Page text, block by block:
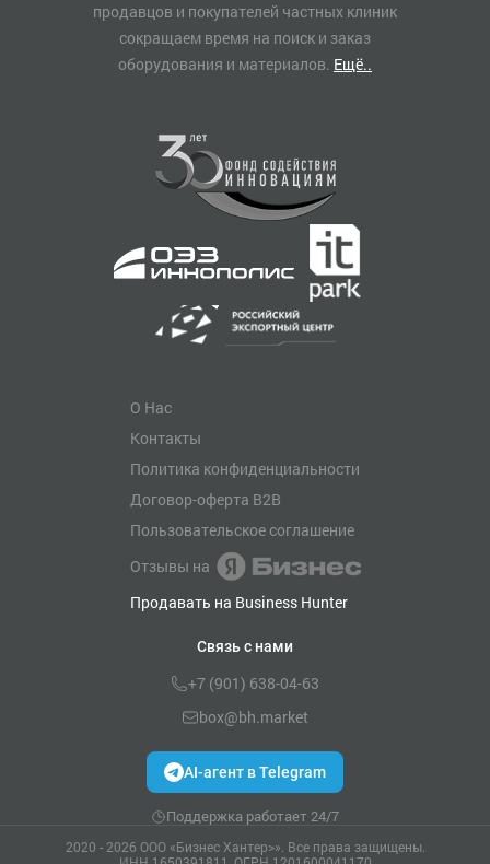
продавцов и покупателей частных клиник
сокращаем время на поиск и заказ
оборудования и материалов. Ещё..
О Нас
Контакты
Политика конфиденциальности
Договор-оферта B2B
Пользовательское соглашение
Отзывы на
Продавать на Business Hunter
Связь с нами
+7 (901) 638-04-63
box@bh.market
AI-агент в Telegram
Поддержка работает 24/7
2020 - 2026 ООО «Бизнес Хантер>». Все права защищены.